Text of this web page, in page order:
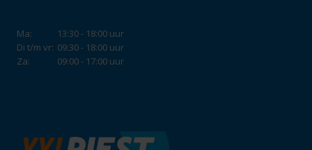
Ma:
13:30 - 18:00 uur
Di t/m vr: 09:30 - 18:00 uur
Za:
09:00 - 17:00 uur